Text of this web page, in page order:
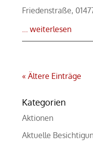
Friedenstraße,
... weiterlesen
« Ältere Einträge
Kategorien
Aktionen
Aktuelle